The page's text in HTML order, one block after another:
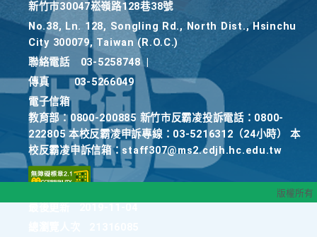
新竹巿30047崧嶺路128巷38號
No.38, Ln. 128, Songling Rd., North Dist., Hsinchu
City 300079, Taiwan (R.O.C.)
聯絡電話
03-5258748
傳真
03-5266049
電子信箱
教育部：0800-200885 新竹市反霸凌投訴電話：0800-
222805 本校反霸凌申訴專線：03-5216312（24小時） 本
校反霸凌申訴信箱：staff307@ms2.cdjh.hc.edu.tw
版權所有